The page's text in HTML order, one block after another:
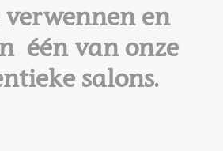
verwennen en
één van onze
salons.